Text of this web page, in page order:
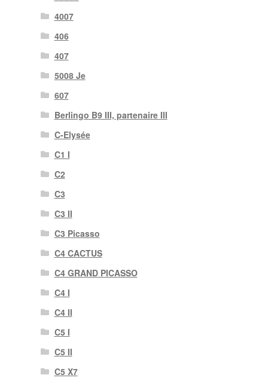
4007
406
407
5008 Je
607
Berlingo B9 III, partenaire III
C-Elysée
C1 I
C2
C3
C3 II
C3 Picasso
C4 CACTUS
C4 GRAND PICASSO
C4 I
C4 II
C5 I
C5 II
C5 X7